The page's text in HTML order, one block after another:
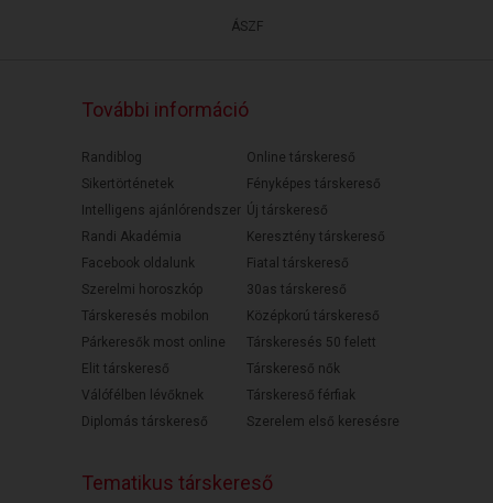
ÁSZF
További információ
Randiblog
Sikertörténetek
Intelligens ajánlórendszer
Randi Akadémia
Facebook oldalunk
Szerelmi horoszkóp
Társkeresés mobilon
Párkeresők most online
Elit társkereső
Válófélben lévőknek
Diplomás társkereső
Online társkereső
Fényképes társkereső
Új társkereső
Keresztény társkereső
Fiatal társkereső
30as társkereső
Középkorú társkereső
Társkeresés 50 felett
Társkereső nők
Társkereső férfiak
Szerelem első keresésre
Tematikus társkereső